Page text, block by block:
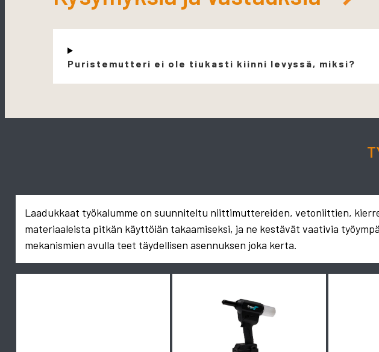
Puristemutteri ei ole tiukasti kiinni levyssä, miksi?
Laadukkaat työkalumme on suunniteltu niittimuttereiden, vetoniittien,
materiaaleista pitkän käyttöiän takaamiseksi, ja ne kestävät vaativia
mekanismien avulla teet täydellisen asennuksen joka kerta.